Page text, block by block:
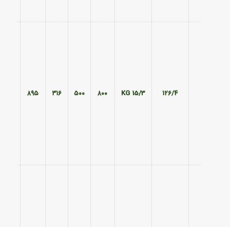
۱۲۶/۴ 15/3 KG ۸۰۰ ۵۰۰ ۳۱۶ ۸۹۵